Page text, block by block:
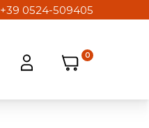
+39 0524-509405
Apri strumenti utente
Carrello
Carrello
0